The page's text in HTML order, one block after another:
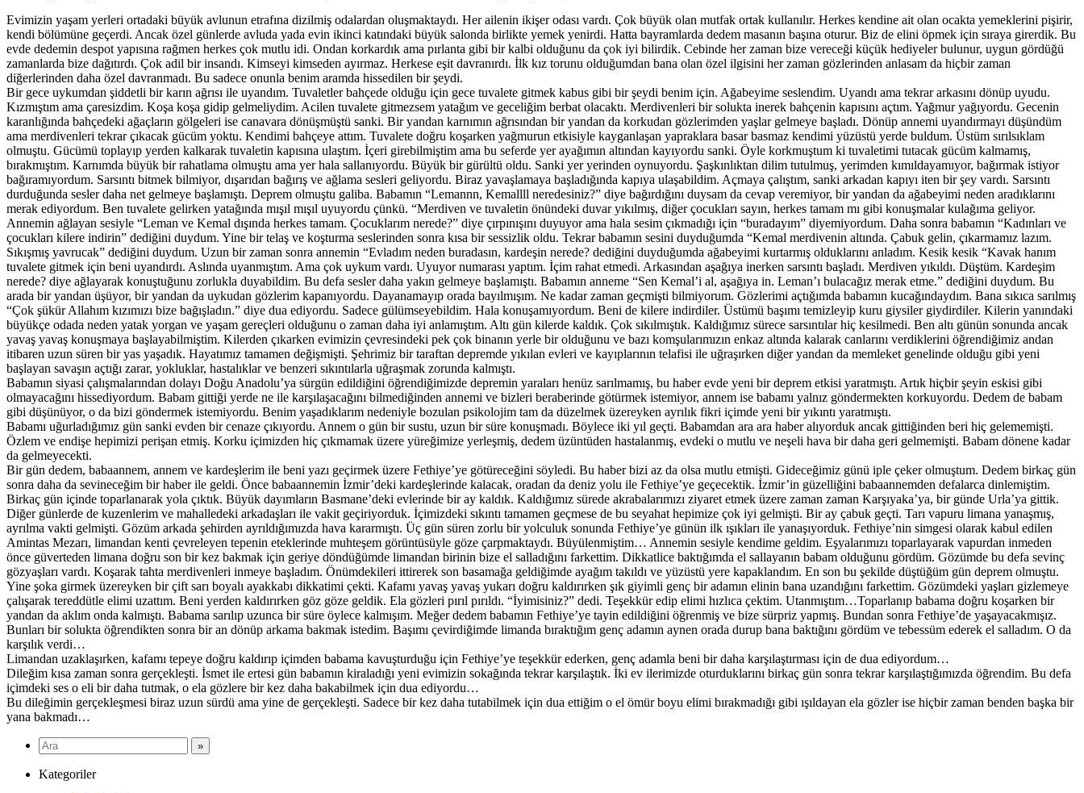
Evimizin yaşam yerleri ortadaki büyük avlunun etrafına dizilmiş odalardan oluşmaktaydı. Her ailenin ikişer odası vardı. Çok büyük olan mutfak ortak kullanılır. Herkes kendine ait olan ocakta yemeklerini pişirir,
kendi bölümüne geçerdi. Ancak özel günlerde avluda yada evin ikinci katındaki büyük salonda birlikte yemek yenirdi. Hatta bayramlarda dedem masanın başına oturur. Biz de elini öpmek için sıraya girerdik. Bu
evde dedemin despot yapısına rağmen herkes çok mutlu idi. Ondan korkardık ama pırlanta gibi bir kalbi olduğunu da çok iyi bilirdik. Cebinde her zaman bize vereceği küçük hediyeler bulunur, uygun gördüğü
zamanlarda bize dağıtırdı. Çok adil bir insandı. Kimseyi kimseden ayırmaz. Herkese eşit davranırdı. İlk kız torunu olduğumdan bana olan özel ilgisini her zaman gözlerinden anlasam da hiçbir zaman
diğerlerinden daha özel davranmadı. Bu sadece onunla benim aramda hissedilen bir şeydi.
Bir gece uykumdan şiddetli bir karın ağrısı ile uyandım. Tuvaletler bahçede olduğu için gece tuvalete gitmek kabus gibi bir şeydi benim için. Ağabeyime seslendim. Uyandı ama tekrar arkasını dönüp uyudu.
Kızmıştım ama çaresizdim. Koşa koşa gidip gelmeliydim. Acilen tuvalete gitmezsem yatağım ve geceliğim berbat olacaktı. Merdivenleri bir solukta inerek bahçenin kapısını açtım. Yağmur yağıyordu. Gecenin
karanlığında bahçedeki ağaçların gölgeleri ise canavara dönüşmüştü sanki. Bir yandan karnımın ağrısından bir yandan da korkudan gözlerimden yaşlar gelmeye başladı. Dönüp annemi uyandırmayı düşündüm
ama merdivenleri tekrar çıkacak gücüm yoktu. Kendimi bahçeye attım. Tuvalete doğru koşarken yağmurun etkisiyle kayganlaşan yapraklara basar basmaz kendimi yüzüstü yerde buldum. Üstüm sırılsıklam
olmuştu. Gücümü toplayıp yerden kalkarak tuvaletin kapısına ulaştım. İçeri girebilmiştim ama bu seferde yer ayağımın altından kayıyordu sanki. Öyle korkmuştum ki tuvaletimi tutacak gücüm kalmamış,
bırakmıştım. Karnımda büyük bir rahatlama olmuştu ama yer hala sallanıyordu. Büyük bir gürültü oldu. Sanki yer yerinden oynuyordu. Şaşkınlıktan dilim tutulmuş, yerimden kımıldayamıyor, bağırmak istiyor
bağıramıyordum. Sarsıntı bitmek bilmiyor, dışarıdan bağırış ve ağlama sesleri geliyordu. Biraz yavaşlamaya başladığında kapıya ulaşabildim. Açmaya çalıştım, sanki arkadan kapıyı iten bir şey vardı. Sarsıntı
durduğunda sesler daha net gelmeye başlamıştı. Deprem olmuştu galiba. Babamın “Lemannn, Kemallll neredesiniz?” diye bağırdığını duysam da cevap veremiyor, bir yandan da ağabeyimi neden aradıklarını
merak ediyordum. Ben tuvalete gelirken yatağında mışıl mışıl uyuyordu çünkü. “Merdiven ve tuvaletin önündeki duvar yıkılmış, diğer çocukları sayın, herkes tamam mı gibi konuşmalar kulağıma geliyor.
Annemin ağlayan sesiyle “Leman ve Kemal dışında herkes tamam. Çocuklarım nerede?” diye çırpınışını duyuyor ama hala sesim çıkmadığı için “buradayım” diyemiyordum. Daha sonra babamın “Kadınları ve
çocukları kilere indirin” dediğini duydum. Yine bir telaş ve koşturma seslerinden sonra kısa bir sessizlik oldu. Tekrar babamın sesini duyduğumda “Kemal merdivenin altında. Çabuk gelin, çıkarmamız lazım.
Sıkışmış yavrucak” dediğini duydum. Uzun bir zaman sonra annemin “Evladım neden buradasın, kardeşin nerede? dediğini duyduğumda ağabeyimi kurtarmış olduklarını anladım. Kesik kesik “Kavak hanım
tuvalete gitmek için beni uyandırdı. Aslında uyanmıştım. Ama çok uykum vardı. Uyuyor numarası yaptım. İçim rahat etmedi. Arkasından aşağıya inerken sarsıntı başladı. Merdiven yıkıldı. Düştüm. Kardeşim
nerede? diye ağlayarak konuştuğunu zorlukla duyabildim. Bu defa sesler daha yakın gelmeye başlamıştı. Babamın anneme “Sen Kemal’i al, aşağıya in. Leman’ı bulacağız merak etme.” dediğini duydum. Bu
arada bir yandan üşüyor, bir yandan da uykudan gözlerim kapanıyordu. Dayanamayıp orada bayılmışım. Ne kadar zaman geçmişti bilmiyorum. Gözlerimi açtığımda babamın kucağındaydım. Bana sıkıca sarılmış
“Çok şükür Allahım kızımızı bize bağışladın.” diye dua ediyordu. Sadece gülümseyebildim. Hala konuşamıyordum. Beni de kilere indirdiler. Üstümü başımı temizleyip kuru giysiler giydirdiler. Kilerin yanındaki
büyükçe odada neden yatak yorgan ve yaşam gereçleri olduğunu o zaman daha iyi anlamıştım. Altı gün kilerde kaldık. Çok sıkılmıştık. Kaldığımız sürece sarsıntılar hiç kesilmedi. Ben altı günün sonunda ancak
yavaş yavaş konuşmaya başlayabilmiştim. Kilerden çıkarken evimizin çevresindeki pek çok binanın yerle bir olduğunu ve bazı komşularımızın enkaz altında kalarak canlarını verdiklerini öğrendiğimiz andan
itibaren uzun süren bir yas yaşadık. Hayatımız tamamen değişmişti. Şehrimiz bir taraftan depremde yıkılan evleri ve kayıplarının telafisi ile uğraşırken diğer yandan da memleket genelinde olduğu gibi yeni
başlayan savaşın açtığı zarar, yokluklar, hastalıklar ve benzeri sıkıntılarla uğraşmak zorunda kalmıştı.
Babamın siyasi çalışmalarından dolayı Doğu Anadolu’ya sürgün edildiğini öğrendiğimizde depremin yaraları henüz sarılmamış, bu haber evde yeni bir deprem etkisi yaratmıştı. Artık hiçbir şeyin eskisi gibi
olmayacağını hissediyordum. Babam gittiği yerde ne ile karşılaşacağını bilmediğinden annemi ve bizleri beraberinde götürmek istemiyor, annem ise babamı yalnız göndermekten korkuyordu. Dedem de babam
gibi düşünüyor, o da bizi göndermek istemiyordu. Benim yaşadıklarım nedeniyle bozulan psikolojim tam da düzelmek üzereyken ayrılık fikri içimde yeni bir yıkıntı yaratmıştı.
Babamı uğurladığımız gün sanki evden bir cenaze çıkıyordu. Annem o gün bir sustu, uzun bir süre konuşmadı. Böylece iki yıl geçti. Babamdan ara ara haber alıyorduk ancak gittiğinden beri hiç gelememişti.
Özlem ve endişe hepimizi perişan etmiş. Korku içimizden hiç çıkmamak üzere yüreğimize yerleşmiş, dedem üzüntüden hastalanmış, evdeki o mutlu ve neşeli hava bir daha geri gelmemişti. Babam dönene kadar
da gelmeyecekti.
Bir gün dedem, babaannem, annem ve kardeşlerim ile beni yazı geçirmek üzere Fethiye’ye götüreceğini söyledi. Bu haber bizi az da olsa mutlu etmişti. Gideceğimiz günü iple çeker olmuştum. Dedem birkaç gün
sonra daha da sevineceğim bir haber ile geldi. Önce babaannemin İzmir’deki kardeşlerinde kalacak, oradan da deniz yolu ile Fethiye’ye geçecektik. İzmir’in güzelliğini babaannemden defalarca dinlemiştim.
Birkaç gün içinde toparlanarak yola çıktık. Büyük dayımların Basmane’deki evlerinde bir ay kaldık. Kaldığımız sürede akrabalarımızı ziyaret etmek üzere zaman zaman Karşıyaka’ya, bir günde Urla’ya gittik.
Diğer günlerde de kuzenlerim ve mahalledeki arkadaşları ile vakit geçiriyorduk. İçimizdeki sıkıntı tamamen geçmese de bu seyahat hepimize çok iyi gelmişti. Bir ay çabuk geçti. Tarı vapuru limana yanaşmış,
ayrılma vakti gelmişti. Gözüm arkada şehirden ayrıldığımızda hava kararmıştı. Üç gün süren zorlu bir yolculuk sonunda Fethiye’ye günün ilk ışıkları ile yanaşıyorduk. Fethiye’nin simgesi olarak kabul edilen
Amintas Mezarı, limandan kenti çevreleyen tepenin eteklerinde muhteşem görüntüsüyle göze çarpmaktaydı. Büyülenmiştim… Annemin sesiyle kendime geldim. Eşyalarımızı toparlayarak vapurdan inmeden
önce güverteden limana doğru son bir kez bakmak için geriye döndüğümde limandan birinin bize el salladığını farkettim. Dikkatlice baktığımda el sallayanın babam olduğunu gördüm. Gözümde bu defa sevinç
gözyaşları vardı. Koşarak tahta merdivenleri inmeye başladım. Önümdekileri ittirerek son basamağa geldiğimde ayağım takıldı ve yüzüstü yere kapaklandım. En son bu şekilde düştüğüm gün deprem olmuştu.
Yine şoka girmek üzereyken bir çift sarı boyalı ayakkabı dikkatimi çekti. Kafamı yavaş yavaş yukarı doğru kaldırırken şık giyimli genç bir adamın elinin bana uzandığını farkettim. Gözümdeki yaşları gizlemeye
çalışarak tereddütle elimi uzattım. Beni yerden kaldırırken göz göze geldik. Ela gözleri pırıl pırıldı. “İyimisiniz?” dedi. Teşekkür edip elimi hızlıca çektim. Utanmıştım…Toparlanıp babama doğru koşarken bir
yandan da aklım onda kalmıştı. Babama sarılıp uzunca bir süre öylece kalmışım. Meğer dedem babamın Fethiye’ye tayin edildiğini öğrenmiş ve bize sürpriz yapmış. Bundan sonra Fethiye’de yaşayacakmışız.
Bunları bir solukta öğrendikten sonra bir an dönüp arkama bakmak istedim. Başımı çevirdiğimde limanda bıraktığım genç adamın aynen orada durup bana baktığını gördüm ve tebessüm ederek el salladım. O da
karşılık verdi…
Limandan uzaklaşırken, kafamı tepeye doğru kaldırıp içimden babama kavuşturduğu için Fethiye’ye teşekkür ederken, genç adamla beni bir daha karşılaştırması için de dua ediyordum…
Dileğim kısa zaman sonra gerçekleşti. İsmet ile ertesi gün babamın kiraladığı yeni evimizin sokağında tekrar karşılaştık. İki ev ilerimizde oturduklarını birkaç gün sonra tekrar karşılaştığımızda öğrendim. Bu defa
içimdeki ses o eli bir daha tutmak, o ela gözlere bir kez daha bakabilmek için dua ediyordu…
Bu dileğimin gerçekleşmesi biraz uzun sürdü ama yine de gerçekleşti. Sadece bir kez daha tutabilmek için dua ettiğim o el ömür boyu elimi bırakmadığı gibi ışıldayan ela gözler ise hiçbir zaman benden başka bir
yana bakmadı…
Kategoriler